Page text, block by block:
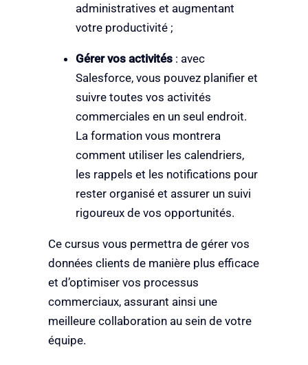
administratives et augmentant
votre productivité ;
Gérer vos activités: avec
Salesforce, vous pouvez planifier et
suivre toutes vos activités
commerciales en un seul endroit.
La formation vous montrera
comment utiliser les calendriers,
les rappels et les notifications pour
rester organisé et assurer un suivi
rigoureux de vos opportunités.
Ce cursus vous permettra de gérer vos
données clients de manière plus efficace
et d’optimiser vos processus
commerciaux, assurant ainsi une
meilleure collaboration au sein de votre
équipe.